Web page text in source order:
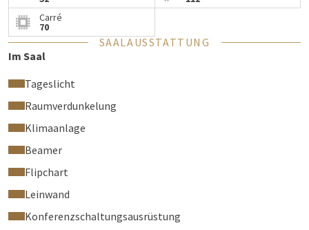
Carré
70
SAALAUSSTATTUNG
Im Saal
Tageslicht
Raumverdunkelung
Klimaanlage
Beamer
Flipchart
Leinwand
Konferenzschaltungsausrüstung